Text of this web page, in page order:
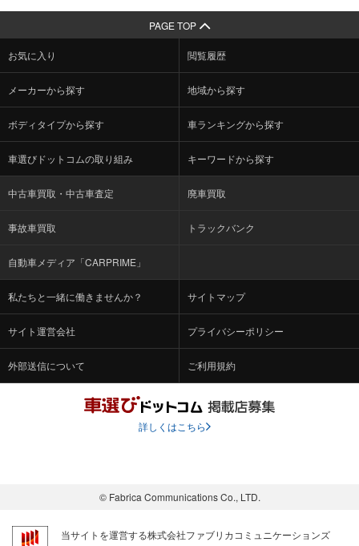
PAGE TOP
お気に入り 閲覧履歴
メーカーから探す 地域から探す
ボディタイプから探す 車ランキングから探す
車選びドットコムの取り組み キーワードから探す
中古車買取・中古車査定 廃車買取
事故車買取 トラックバンク
自動車メディア「CARPRIME」
私たちと一緒に働きませんか？ サイトマップ
サイト運営会社 プライバシーポリシー
外部送信について ご利用規約
詳しくはこちら
© Fabrica Communications Co., LTD.
当サイトを運営する株式会社ファブリカコミュニケーションズ